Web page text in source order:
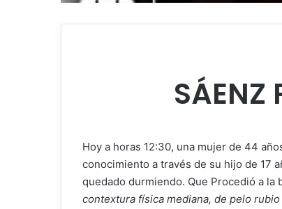
SÁENZ
Hoy a horas 12:30, una mujer de 44
conocimiento a través de su hijo de 17
quedado durmiendo. Que Procedió a la
contextura física mediana, de pelo